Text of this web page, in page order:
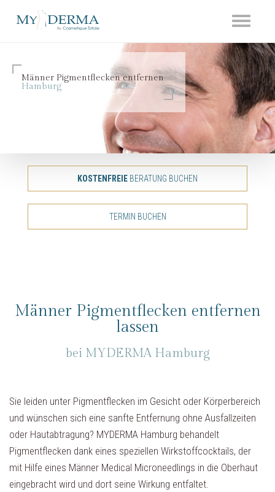
Toggle
Männer Pigmentflecken entfernen
Hamburg
KOSTENFREIE BERATUNG BUCHEN
TERMIN BUCHEN
Männer Pigmentflecken entfernen
lassen
bei MYDERMA Hamburg
Sie leiden unter Pigmentflecken im Gesicht oder Körperbereich
und wünschen sich eine sanfte Entfernung ohne Ausfallzeiten
oder Hautabtragung? MYDERMA Hamburg behandelt
Pigmentflecken dank eines speziellen Wirkstoffcocktails, der
mit Hilfe eines Männer Medical Microneedlings in die Oberhaut
eingebracht wird und dort seine Wirkung entfaltet.